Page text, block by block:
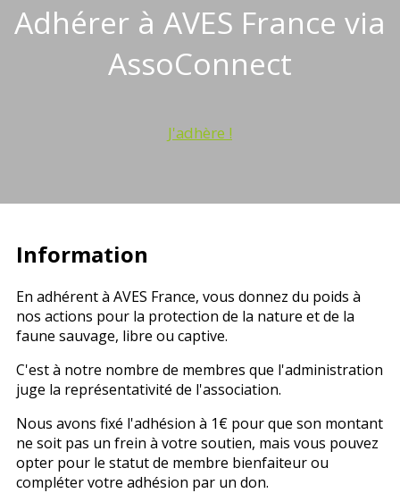
Adhérer à AVES France via
AssoConnect
J'adhère !
Information
En adhérent à AVES France, vous donnez du poids à
nos actions pour la protection de la nature et de la
faune sauvage, libre ou captive.
C'est à notre nombre de membres que l'administration
juge la représentativité de l'association.
Nous avons fixé l'adhésion à 1€ pour que son montant
ne soit pas un frein à votre soutien, mais vous pouvez
opter pour le statut de membre bienfaiteur ou
compléter votre adhésion par un don.